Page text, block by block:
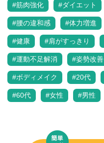
#筋肉強化 #ダイエット
#腰の違和感 #体力増進
#健康 #肩がすっきり
#運動不足解消 #姿勢改善
#ボディメイク #20代
#60代 #女性 #男性